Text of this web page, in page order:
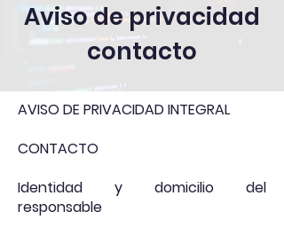
Aviso de privacidad
contacto
AVISO DE PRIVACIDAD INTEGRAL
CONTACTO
Identidad y domicilio del
responsable